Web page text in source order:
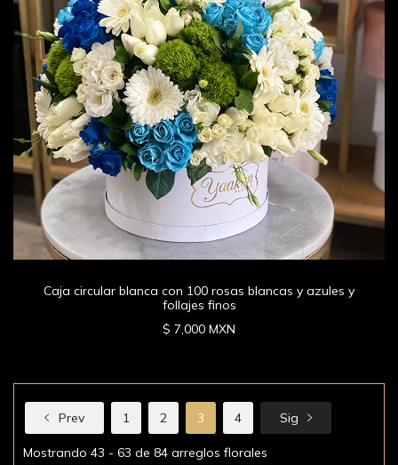
Caja circular blanca con 100 rosas blancas y azules y
follajes finos
$ 7,000 MXN
Prev 1 2 3 4 Sig
Mostrando 43 - 63 de 84 arreglos florales